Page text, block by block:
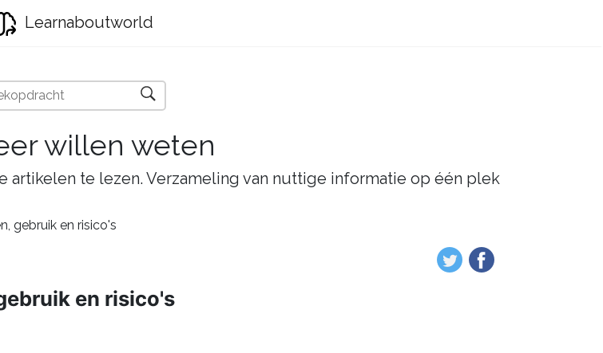
Learnaboutworld
willen weten
te lezen. Verzameling van nuttige informatie op één plek
gebruik en risico's
en risico's